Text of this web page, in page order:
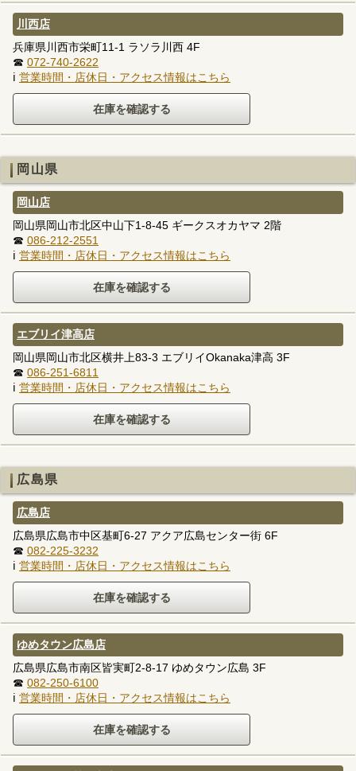
川西店
兵庫県川西市栄町11-1 ラソラ川西 4F
☎ 072-740-2622
ℹ 営業時間・店休日・アクセス情報はこちら
岡山県
岡山店
岡山県岡山市北区中山下1-8-45 ギークスオカヤマ 2階
☎ 086-212-2551
ℹ 営業時間・店休日・アクセス情報はこちら
エブリイ津高店
岡山県岡山市北区横井上83-3 エブリイOkanaka津高 3F
☎ 086-251-6811
ℹ 営業時間・店休日・アクセス情報はこちら
広島県
広島店
広島県広島市中区基町6-27 アクア広島センター街 6F
☎ 082-225-3232
ℹ 営業時間・店休日・アクセス情報はこちら
ゆめタウン広島店
広島県広島市南区皆実町2-8-17 ゆめタウン広島 3F
☎ 082-250-6100
ℹ 営業時間・店休日・アクセス情報はこちら